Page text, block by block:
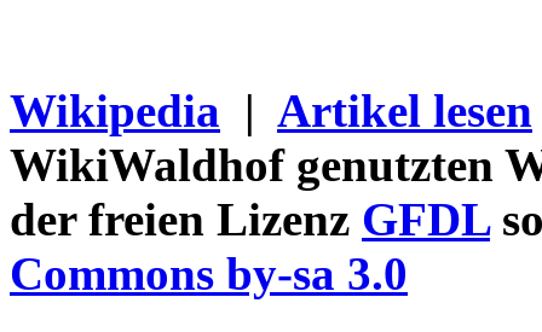
Wikipedia | Artikel lesen
WikiWaldhof genutzten
der freien Lizenz GFDL
Commons by-sa 3.0